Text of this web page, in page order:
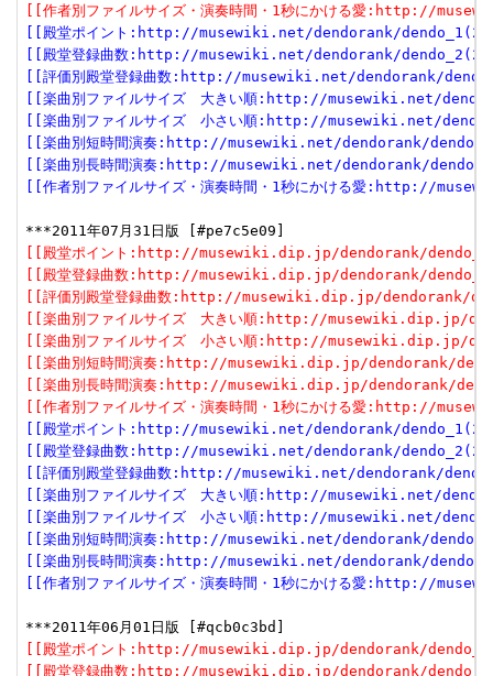
[[作者別ファイルサイズ・演奏時間・1秒にかける愛:http://
[[殿堂ポイント:http://musewiki.net/dendorank/
[[殿堂登録曲数:http://musewiki.net/dendorank/
[[評価別殿堂登録曲数:http://musewiki.net/dendorank/
[[楽曲別ファイルサイズ　大きい順:http://musewiki.net/
[[楽曲別ファイルサイズ　小さい順:http://musewiki.net/
[[楽曲別短時間演奏:http://musewiki.net/dendorank/
[[楽曲別長時間演奏:http://musewiki.net/dendorank/
[[作者別ファイルサイズ・演奏時間・1秒にかける愛:http://
[[殿堂ポイント:http://musewiki.dip.jp/dendorank/
[[殿堂登録曲数:http://musewiki.dip.jp/dendorank/
[[評価別殿堂登録曲数:http://musewiki.dip.jp/dendorank/
[[楽曲別ファイルサイズ　大きい順:http://musewiki.dip.jp/
[[楽曲別ファイルサイズ　小さい順:http://musewiki.dip.jp/
[[楽曲別短時間演奏:http://musewiki.dip.jp/dendorank/
[[楽曲別長時間演奏:http://musewiki.dip.jp/dendorank/
[[作者別ファイルサイズ・演奏時間・1秒にかける愛:http://
[[殿堂ポイント:http://musewiki.net/dendorank/
[[殿堂登録曲数:http://musewiki.net/dendorank/
[[評価別殿堂登録曲数:http://musewiki.net/dendorank/
[[楽曲別ファイルサイズ　大きい順:http://musewiki.net/
[[楽曲別ファイルサイズ　小さい順:http://musewiki.net/
[[楽曲別短時間演奏:http://musewiki.net/dendorank/
[[楽曲別長時間演奏:http://musewiki.net/dendorank/
[[作者別ファイルサイズ・演奏時間・1秒にかける愛:http://
[[殿堂ポイント:http://musewiki.dip.jp/dendorank/
[[殿堂登録曲数:http://musewiki.dip.jp/dendorank/